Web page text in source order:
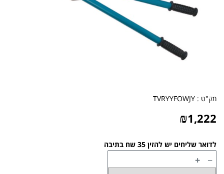
מק"ט : TVRYYFOWJY
₪1,222
לדואר שליחים יש להזין 35 שח בתיבה
−
+